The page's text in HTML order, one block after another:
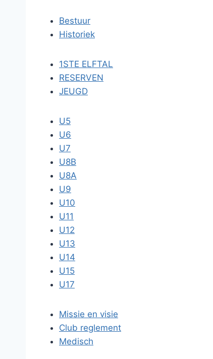
Bestuur
Historiek
1STE ELFTAL
RESERVEN
JEUGD
U5
U6
U7
U8B
U8A
U9
U10
U11
U12
U13
U14
U15
U17
Missie en visie
Club reglement
Medisch